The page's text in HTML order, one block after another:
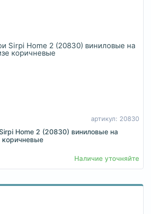
артикул: 20830
Home 2 (20830) виниловые на
коричневые
Наличие уточняйте